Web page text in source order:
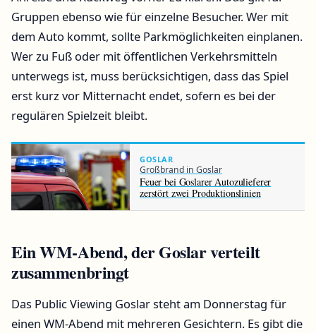
Gruppen ebenso wie für einzelne Besucher. Wer mit
dem Auto kommt, sollte Parkmöglichkeiten einplanen.
Wer zu Fuß oder mit öffentlichen Verkehrsmitteln
unterwegs ist, muss berücksichtigen, dass das Spiel
erst kurz vor Mitternacht endet, sofern es bei der
regulären Spielzeit bleibt.
GOSLAR
Großbrand in Goslar
Feuer bei Goslarer Autozulieferer
zerstört zwei Produktionslinien
Ein WM-Abend, der Goslar verteilt
zusammenbringt
Das Public Viewing Goslar steht am Donnerstag für
einen WM-Abend mit mehreren Gesichtern. Es gibt die